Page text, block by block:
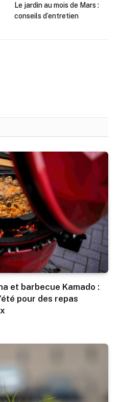
Le jardin au mois de Mars :
conseils d’entretien
et barbecue Kamado :
pour des repas